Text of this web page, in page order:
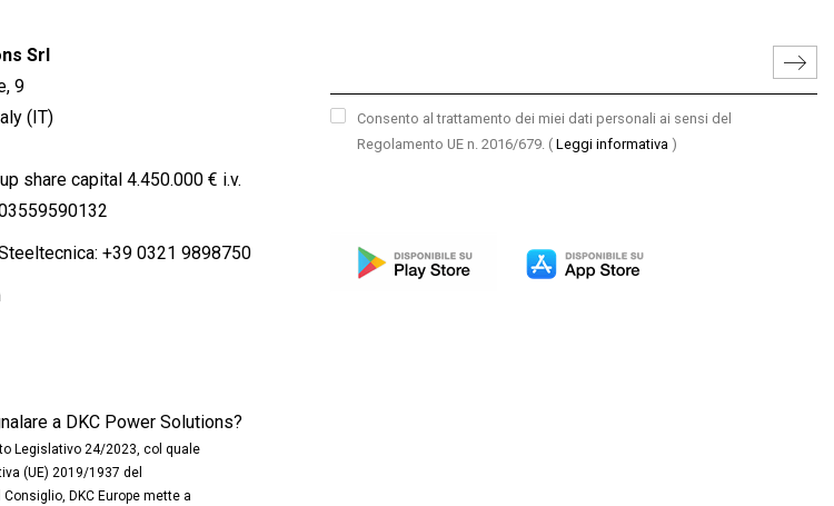
Srl
9
(IT)
share capital 4.450.000 € i.v.
03559590132
+39 0321 9898750
a DKC Power Solutions?
Legislativo 24/2023, col quale
(UE) 2019/1937 del
DKC Europe mette a
Consento al trattamento dei miei dati personali ai sensi del
Regolamento UE n. 2016/679. ( Leggi informativa )